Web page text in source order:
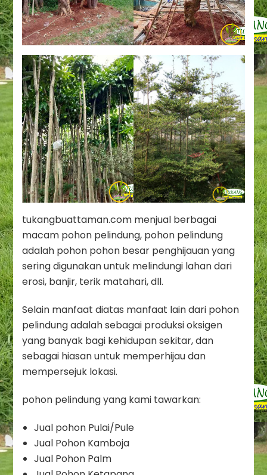
tukangbuattaman.com menjual berbagai
macam pohon pelindung, pohon pelindung
adalah pohon pohon besar penghijauan yang
sering digunakan untuk melindungi lahan dari
erosi, banjir, terik matahari, dll.
Selain manfaat diatas manfaat lain dari pohon
pelindung adalah sebagai produksi oksigen
yang banyak bagi kehidupan sekitar, dan
sebagai hiasan untuk memperhijau dan
mempersejuk lokasi.
pohon pelindung yang kami tawarkan:
Jual pohon Pulai/Pule
Jual Pohon Kamboja
Jual Pohon Palm